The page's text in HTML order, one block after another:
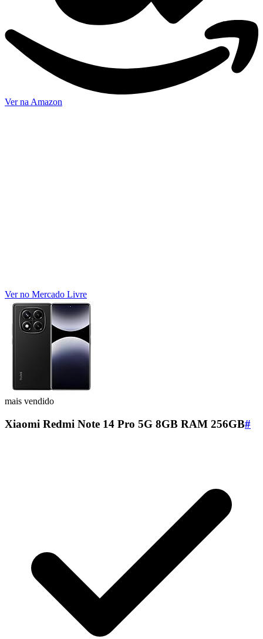
Ver na Amazon
Ver no Mercado Livre
mais vendido
Xiaomi Redmi Note 14 Pro 5G 8GB RAM 256GB#